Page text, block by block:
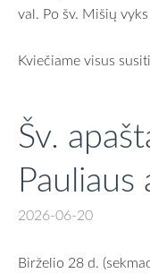
val. Po šv. Mišių
Kviečiame visus
Šv.
Pauliaus
2026-06-20
Birželio 28 d.